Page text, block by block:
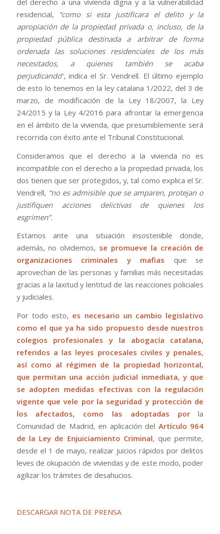
residencial, “como si esta justificara el delito y la
apropiación de la propiedad privada o, incluso, de la
propiedad pública destinada a arbitrar de forma
ordenada las soluciones residenciales de los más
necesitados, a quienes también se acaba
perjudicando”, indica el Sr. Vendrell. El último ejemplo
de esto lo tenemos en la ley catalana 1/2022, del 3 de
marzo, de modificación de la Ley 18/2007, la Ley
24/2015 y la Ley 4/2016 para afrontar la emergencia
en el ámbito de la vivienda, que presumiblemente será
recorrida con éxito ante el Tribunal Constitucional.
Consideramos que el derecho a la vivienda no es
incompatible con el derecho a la propiedad privada, los
dos tienen que ser protegidos, y, tal como explica el Sr.
Vendrell, “no es admisible que se amparen, protejan o
justifiquen acciones delictivas de quienes los
esgrimen”.
Estamos ante una situación insostenible donde,
además, no olvidemos, se promueve la creación de
organizaciones criminales y mafias que se
aprovechan de las personas y familias más necesitadas
gracias a la laxitud y lentitud de las reacciones policiales
y judiciales.
Por todo esto, es necesario un cambio legislativo
como el que ya ha sido propuesto desde nuestros
colegios profesionales y la abogacía catalana,
referidos a las leyes procesales civiles y penales,
así como al régimen de la propiedad horizontal,
que permitan una acción judicial inmediata, y que
se adopten medidas efectivas con la regulación
vigente que vele por la seguridad y protección de
los afectados, como las adoptadas porla
Comunidad de Madrid, en aplicación del Artículo 964
de la Ley de Enjuiciamiento Criminal, que permite,
desde el 1 de mayo, realizar juicios rápidos por delitos
leves de okupación de viviendas y de este modo, poder
agilizar los trámites de desahucios.
DESCARGAR NOTA DE PRENSA